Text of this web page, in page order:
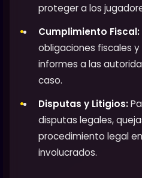
proteger a los
Cumplimiento Fiscal:
obligaciones fiscales
informes a las
caso.
Disputas y Litigios:
disputas legales,
procedimiento legal
involucrados.